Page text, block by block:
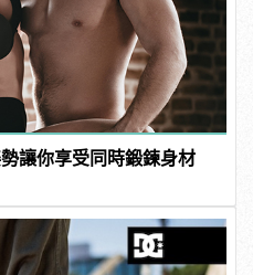
讓你享受同時鍛鍊身材